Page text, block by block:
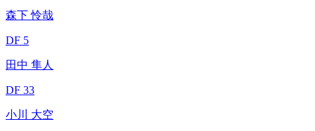
森下 怜哉
DF 5
田中 隼人
DF 33
小川 大空